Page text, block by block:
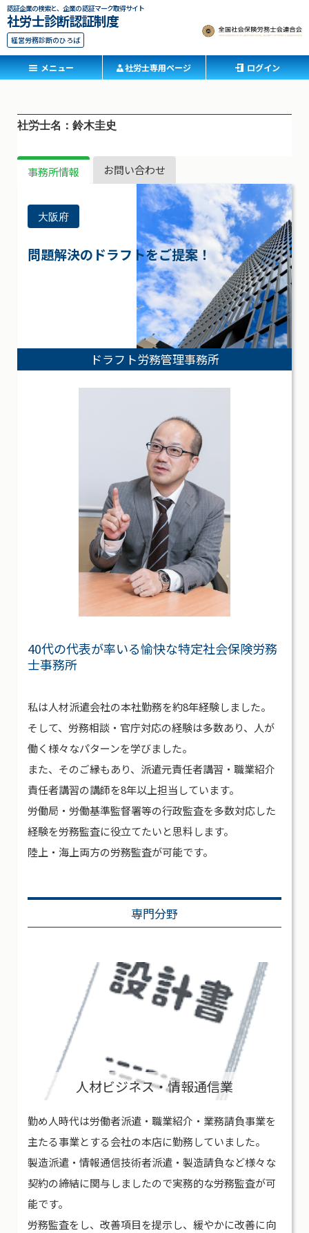
認証企業の検索と、企業の認証マーク取得サイト
社労士診断認証制度
経営労務診断のひろば
メニュー 社労士専用ページ ログイン
事務所情報 お問い合わせ
社労士名：鈴木圭史
ドラフト労務管理事務所
大阪府
問題解決のドラフトをご提案！
40代の代表が率いる愉快な特定社会保険労務
士事務所
私は人材派遣会社の本社勤務を約8年経験しました。
そして、労務相談・官庁対応の経験は多数あり、人が
働く様々なパターンを学びました。
また、そのご縁もあり、派遣元責任者講習・職業紹介
責任者講習の講師を8年以上担当しています。
労働局・労働基準監督署等の行政監査を多数対応した
経験を労務監査に役立てたいと思料します。
陸上・海上両方の労務監査が可能です。
専門分野
人材ビジネス・情報通信業
勤め人時代は労働者派遣・職業紹介・業務請負事業を
主たる事業とする会社の本店に勤務していました。
製造派遣・情報通信技術者派遣・製造請負など様々な
契約の締結に関与しましたので実務的な労務監査が可
能です。
労務監査をし、改善項目を提示し、緩やかに改善に向